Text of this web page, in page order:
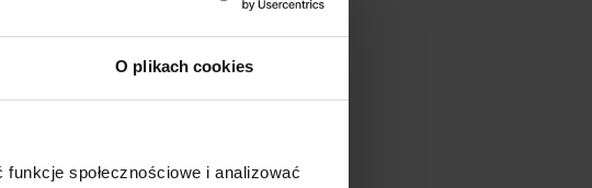
O plikach cookies
społecznościowe i analizować